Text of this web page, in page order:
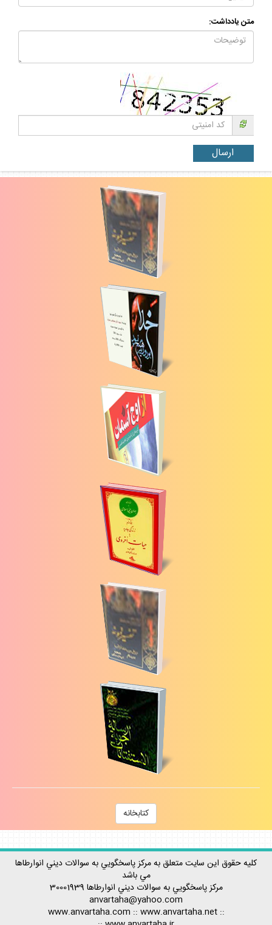
متن يادداشت:
كتابخانه
كليه حقوق اين سايت متعلق به مركز پاسخگويي به سوالات ديني انوارطاها
مي باشد
مركز پاسخگويي به سوالات ديني انوارطاها 30001939
anvartaha@yahoo.com
www.anvartaha.com :: www.anvartaha.net::